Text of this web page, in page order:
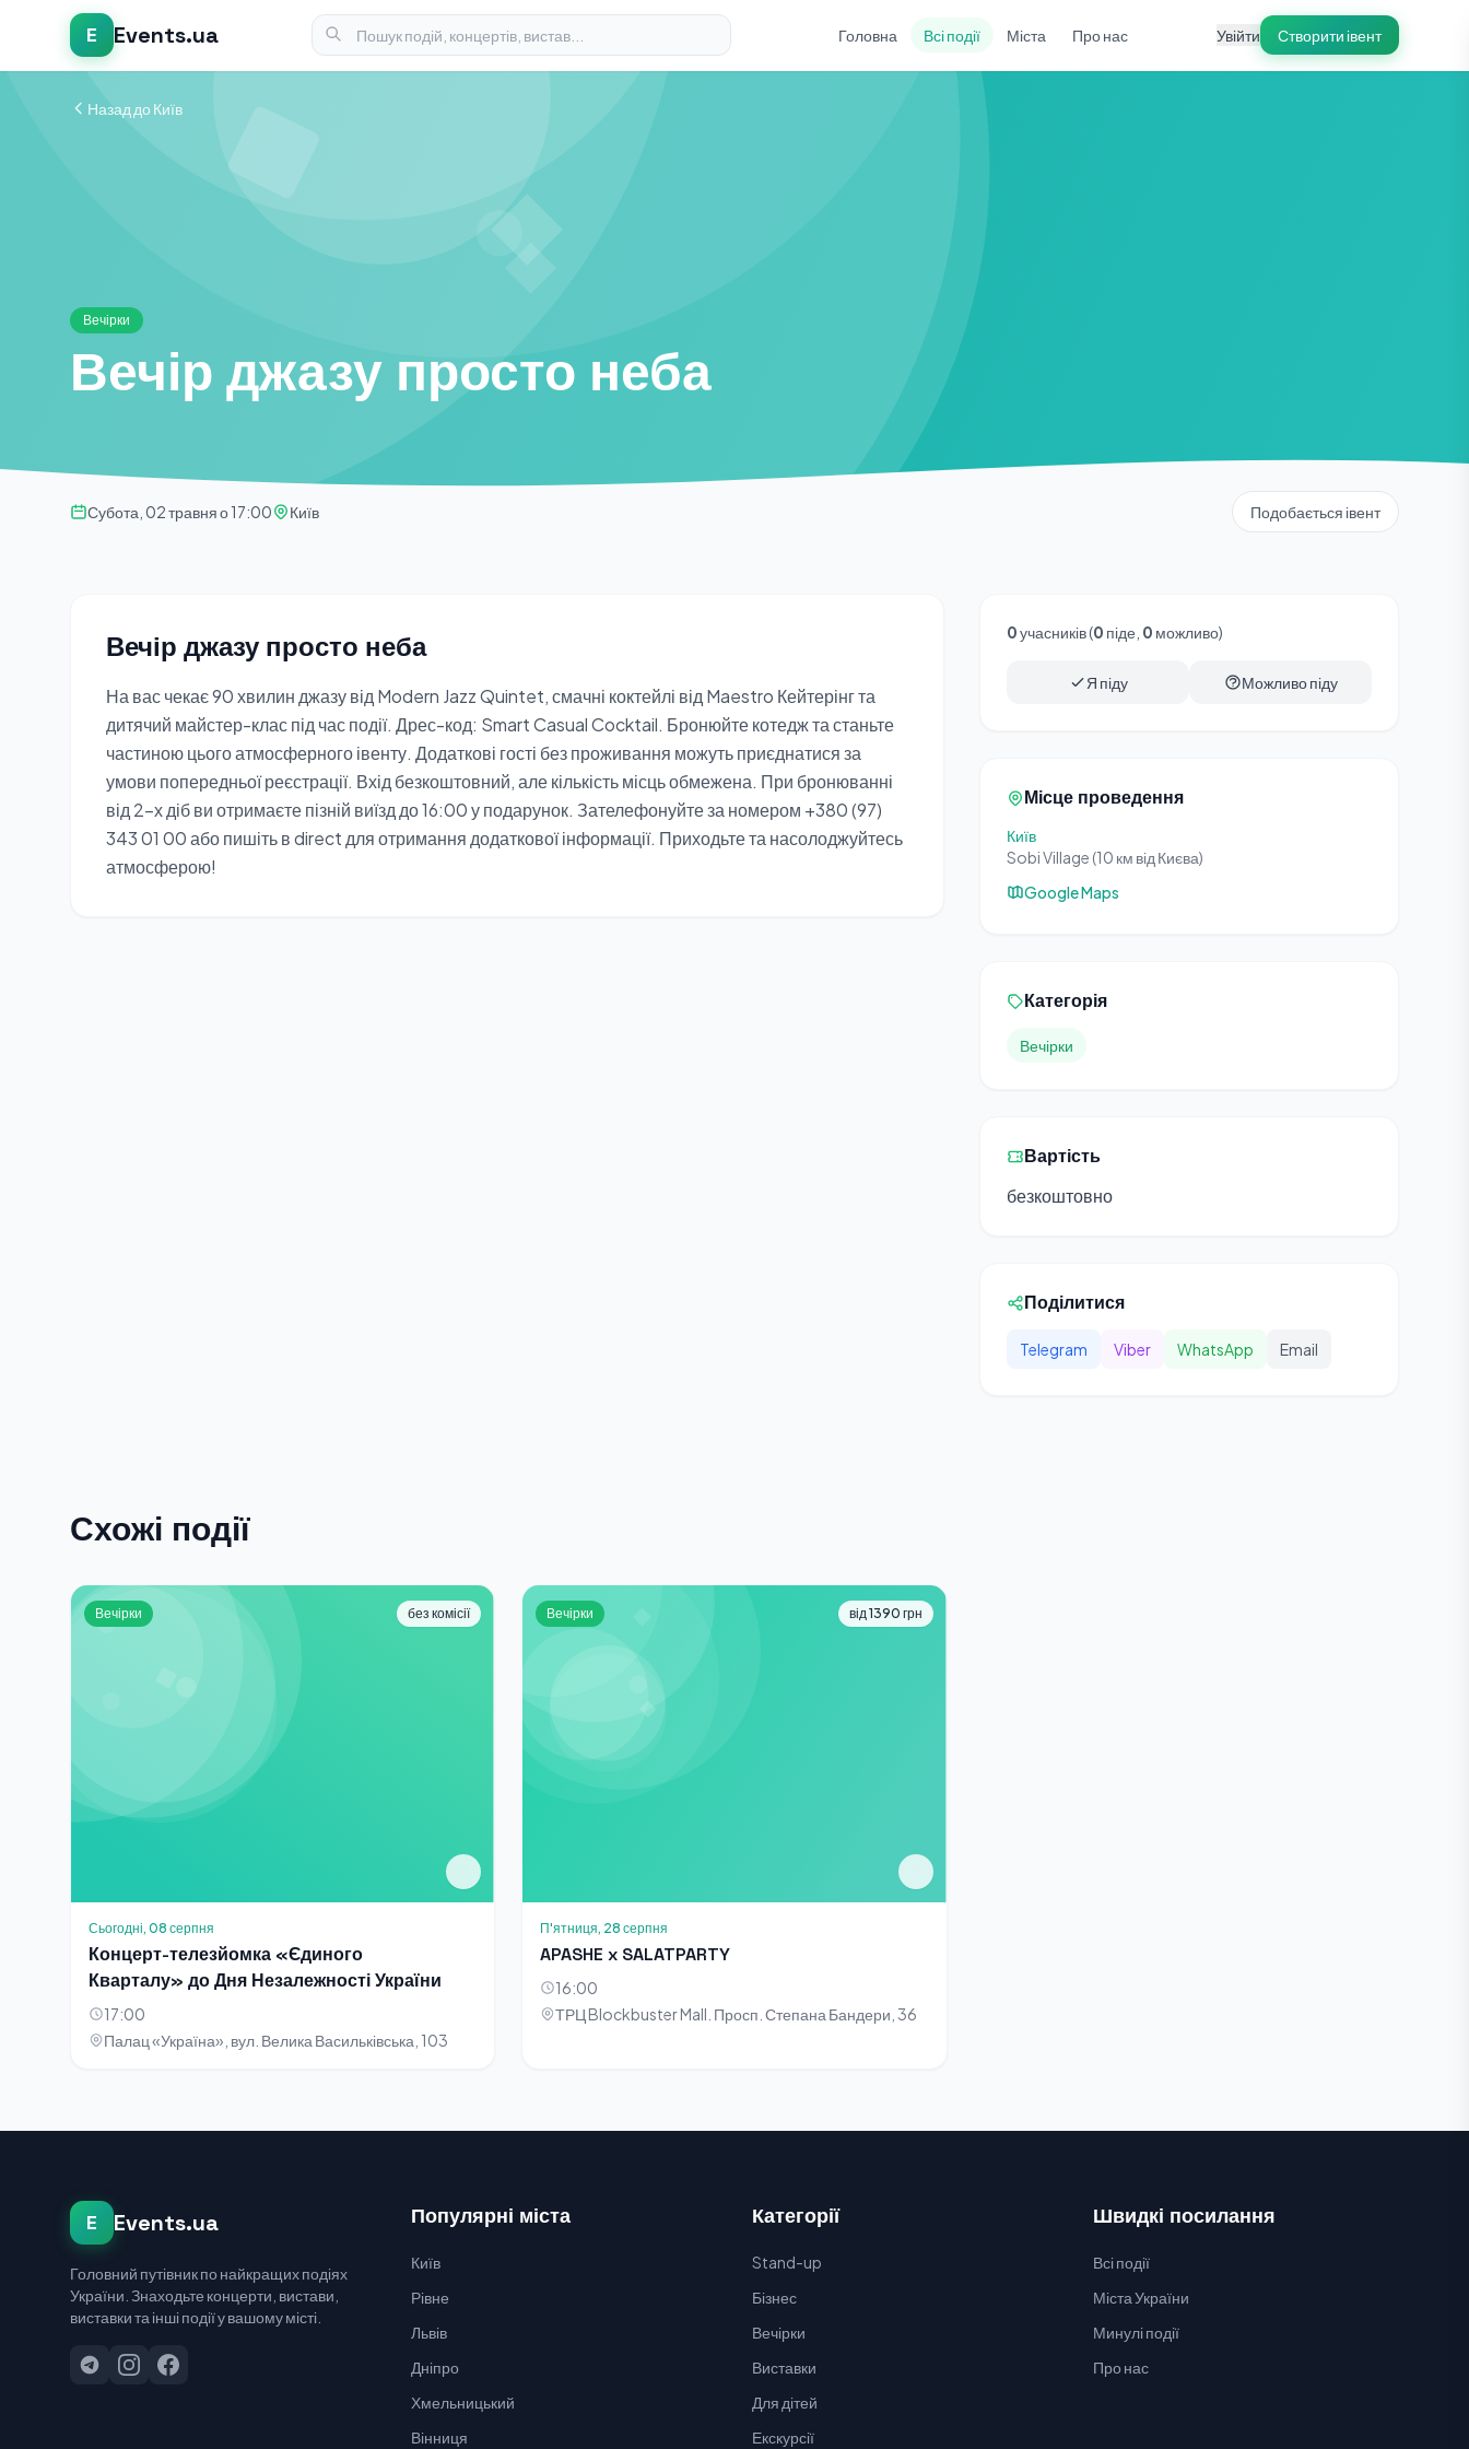
E Events.ua Головна Всі події Міста Про нас Увійти Створити івент
Назад до Київ
Вечірки
Вечір джазу просто неба
Субота, 02 травня о 17:00 Київ Подобається івент
Вечір джазу просто неба
На вас чекає 90 хвилин джазу від Modern Jazz Quintet, смачні коктейлі від Maestro Кейтерінг та
дитячий майстер-клас під час події. Дрес-код: Smart Casual Cocktail. Бронюйте котедж та станьте
частиною цього атмосферного івенту. Додаткові гості без проживання можуть приєднатися за
умови попередньої реєстрації. Вхід безкоштовний, але кількість місць обмежена. При бронюванні
від 2-х діб ви отримаєте пізній виїзд до 16:00 у подарунок. Зателефонуйте за номером +380 (97)
343 01 00 або пишіть в direct для отримання додаткової інформації. Приходьте та насолоджуйтесь
атмосферою!
0учасників (0 піде, 0 можливо)
Я піду Можливо піду
Місце проведення
Київ
Sobi Village (10 км від Києва)
Google Maps
Категорія
Вечірки
Вартість
безкоштовно
Поділитися
Telegram Viber WhatsApp Email
Схожі події
Вечірки без комісії
Сьогодні, 08 серпня
Концерт-телезйомка «Єдиного
Кварталу» до Дня Незалежності України
17:00
Палац «Україна», вул. Велика Васильківська, 103
Вечірки від 1390 грн
П'ятниця, 28 серпня
APASHE x SALATPARTY
16:00
ТРЦ Blockbuster Mall. Просп. Степана Бандери, 36
E Events.ua
Головний путівник по найкращих подіях
України. Знаходьте концерти, вистави,
виставки та інші події у вашому місті.
Популярні міста
Київ
Рівне
Львів
Дніпро
Хмельницький
Вінниця
Категорії
Stand-up
Бізнес
Вечірки
Виставки
Для дітей
Екскурсії
Швидкі посилання
Всі події
Міста України
Минулі події
Про нас